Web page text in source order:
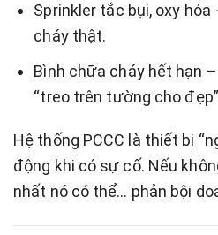
Sprinkler tắc bụi, oxy
cháy thật.
Bình chữa cháy hết hạn
“treo trên tường cho
Hệ thống PCCC là thiết bị
động khi có sự cố. Nếu
nhất nó có thể… phản bội